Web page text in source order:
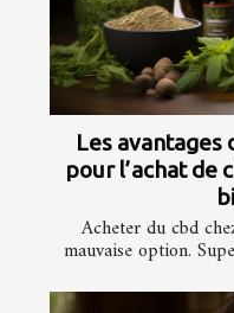
Les avantages
pour l’achat de
Acheter du cbd
mauvaise option.